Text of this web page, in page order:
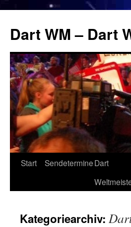
springen
Dart WM – Dart
Start SendetermineDart
Kategoriearchiv: